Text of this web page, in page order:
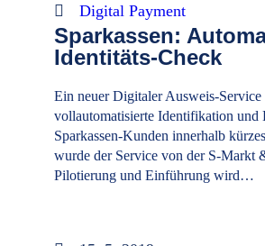
Digital Payment
Sparkassen:
Identitäts-Check
Ein neuer Digitaler Ausweis-
vollautomatisierte Identifikation und
Sparkassen-Kunden innerhalb
wurde der Service von der S-Markt
Pilotierung und Einführung wird…